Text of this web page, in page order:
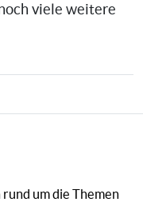
viele weitere
um die Themen